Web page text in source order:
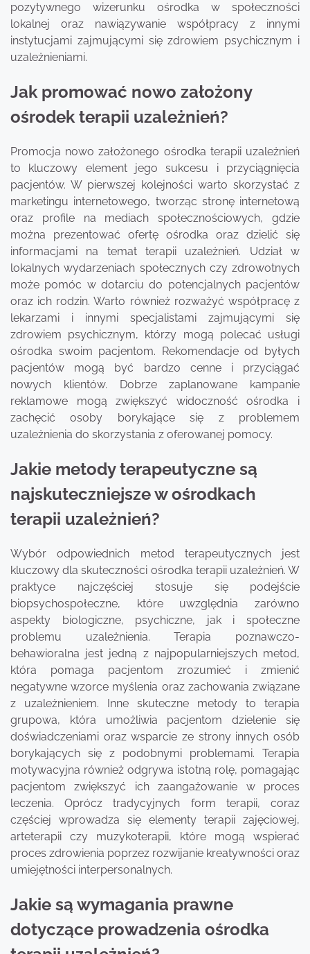
pozytywnego wizerunku ośrodka w społeczności
lokalnej oraz nawiązywanie współpracy z innymi
instytucjami zajmującymi się zdrowiem psychicznym i
uzależnieniami.
Jak promować nowo założony
ośrodek terapii uzależnień?
Promocja nowo założonego ośrodka terapii uzależnień
to kluczowy element jego sukcesu i przyciągnięcia
pacjentów. W pierwszej kolejności warto skorzystać z
marketingu internetowego, tworząc stronę internetową
oraz profile na mediach społecznościowych, gdzie
można prezentować ofertę ośrodka oraz dzielić się
informacjami na temat terapii uzależnień. Udział w
lokalnych wydarzeniach społecznych czy zdrowotnych
może pomóc w dotarciu do potencjalnych pacjentów
oraz ich rodzin. Warto również rozważyć współpracę z
lekarzami i innymi specjalistami zajmującymi się
zdrowiem psychicznym, którzy mogą polecać usługi
ośrodka swoim pacjentom. Rekomendacje od byłych
pacjentów mogą być bardzo cenne i przyciągać
nowych klientów. Dobrze zaplanowane kampanie
reklamowe mogą zwiększyć widoczność ośrodka i
zachęcić osoby borykające się z problemem
uzależnienia do skorzystania z oferowanej pomocy.
Jakie metody terapeutyczne są
najskuteczniejsze w ośrodkach
terapii uzależnień?
Wybór odpowiednich metod terapeutycznych jest
kluczowy dla skuteczności ośrodka terapii uzależnień. W
praktyce najczęściej stosuje się podejście
biopsychospołeczne, które uwzględnia zarówno
aspekty biologiczne, psychiczne, jak i społeczne
problemu uzależnienia. Terapia poznawczo-
behawioralna jest jedną z najpopularniejszych metod,
która pomaga pacjentom zrozumieć i zmienić
negatywne wzorce myślenia oraz zachowania związane
z uzależnieniem. Inne skuteczne metody to terapia
grupowa, która umożliwia pacjentom dzielenie się
doświadczeniami oraz wsparcie ze strony innych osób
borykających się z podobnymi problemami. Terapia
motywacyjna również odgrywa istotną rolę, pomagając
pacjentom zwiększyć ich zaangażowanie w proces
leczenia. Oprócz tradycyjnych form terapii, coraz
częściej wprowadza się elementy terapii zajęciowej,
arteterapii czy muzykoterapii, które mogą wspierać
proces zdrowienia poprzez rozwijanie kreatywności oraz
umiejętności interpersonalnych.
Jakie są wymagania prawne
dotyczące prowadzenia ośrodka